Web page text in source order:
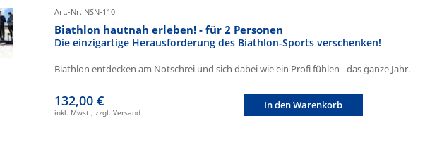
Art.-Nr. NSN-110
Biathlon hautnah erleben! - für 2 Personen
Die einzigartige Herausforderung des Biathlon-Sports verschenken!
Biathlon entdecken am Notschrei und sich dabei wie ein Profi fühlen - das ganze Jahr.
132,00 €
inkl. Mwst., zzgl. Versand
In den Warenkorb